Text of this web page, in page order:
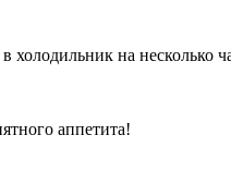
холодильник на
аппетита!